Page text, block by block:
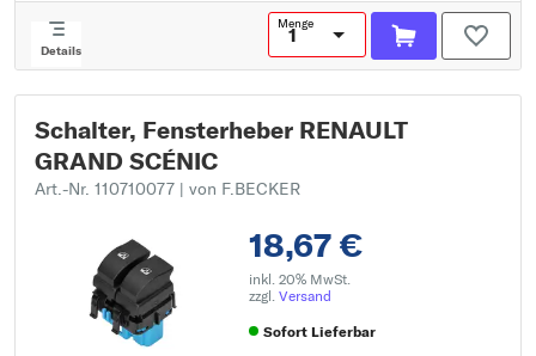
Details
Menge
Schalter, Fensterheber RENAULT
GRAND SCÉNIC
Art.-Nr. 110710077 | von F.BECKER
18,67 €
inkl. 20% MwSt.
zzgl. Versand
Sofort Lieferbar